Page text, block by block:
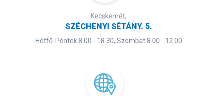
Kecskemét,
SZÉCHENYI SÉTÁNY. 5.
Hétfő-Péntek 8.00 - 18.30, Szombat 8.00 - 12.00